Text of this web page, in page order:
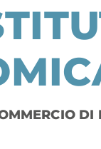
DI